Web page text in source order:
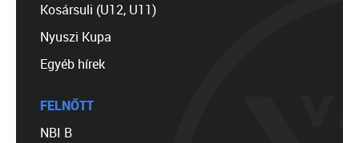
Kosársuli (U12, U11)
Nyuszi Kupa
Egyéb hírek
FELNŐTT
NBI B